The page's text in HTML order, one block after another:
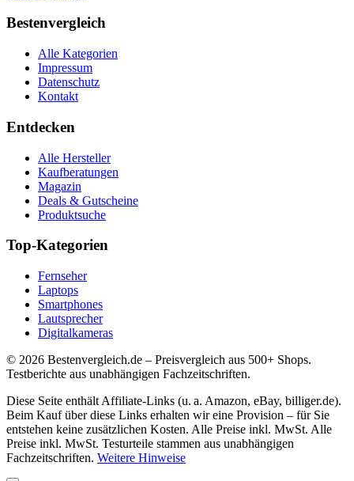
Bestenvergleich
Alle Kategorien
Impressum
Datenschutz
Kontakt
Entdecken
Alle Hersteller
Kaufberatungen
Magazin
Deals & Gutscheine
Produktsuche
Top-Kategorien
Fernseher
Laptops
Smartphones
Lautsprecher
Digitalkameras
© 2026 Bestenvergleich.de – Preisvergleich aus 500+ Shops.
Testberichte aus unabhängigen Fachzeitschriften.
Diese Seite enthält Affiliate-Links (u. a. Amazon, eBay, billiger.de).
Beim Kauf über diese Links erhalten wir eine Provision – für Sie
entstehen keine zusätzlichen Kosten. Alle Preise inkl. MwSt. Alle
Preise inkl. MwSt. Testurteile stammen aus unabhängigen
Fachzeitschriften. Weitere Hinweise